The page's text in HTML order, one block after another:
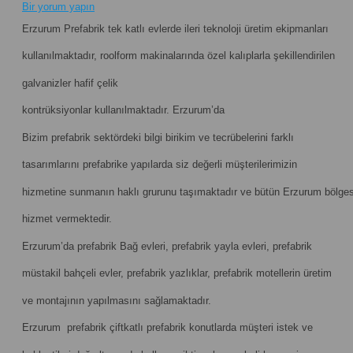
Bir yorum yapın
Erzurum Prefabrik tek katlı evlerde ileri teknoloji üretim ekipmanları
kullanılmaktadır, roolform makinalarında özel kalıplarla şekillendirilen
galvanizler hafif çelik
kontrüksiyonlar kullanılmaktadır. Erzurum’da
Bizim prefabrik sektördeki bilgi birikim ve tecrübelerini farklı
tasarımlarını prefabrike yapılarda siz değerli müşterilerimizin
hizmetine sunmanın haklı grurunu taşımaktadır ve bütün Erzurum
hizmet vermektedir.
Erzurum’da prefabrik Bağ evleri, prefabrik yayla evleri, prefabrik
müstakil bahçeli evler, prefabrik yazlıklar, prefabrik motellerin üretim
ve montajının yapılmasını sağlamaktadır.
Erzurum prefabrik çiftkatlı prefabrik konutlarda müşteri istek ve